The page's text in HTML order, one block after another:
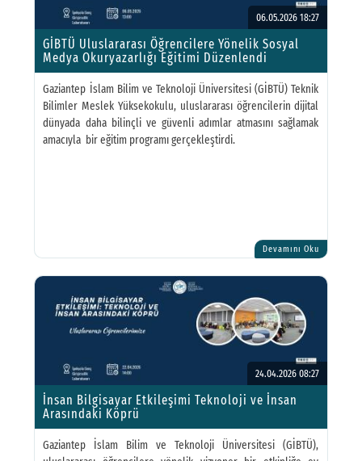
06.05.2026 18:27
GİBTÜ Uluslararası Öğrencilere Yönelik Sosyal
Medya Okuryazarlığı Eğitimi Düzenlendi
Gaziantep İslam Bilim ve Teknoloji Üniversitesi (GİBTÜ) Teknik
Bilimler Meslek Yüksekokulu, uluslararası öğrencilerin dijital
dünyada daha bilinçli ve güvenli adımlar atmasını sağlamak
amacıyla bir eğitim programı gerçekleştirdi.
Devamını Oku
24.04.2026 08:27
İnsan Bilgisayar Etkileşimi Teknoloji ve İnsan
Arasındaki Köprü
Gaziantep İslam Bilim ve Teknoloji Üniversitesi (GİBTÜ),